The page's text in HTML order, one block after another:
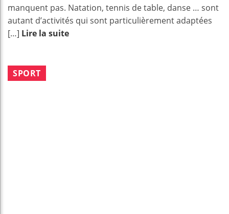
manquent pas. Natation, tennis de table, danse … sont
autant d’activités qui sont particulièrement adaptées
[…] Lire la suite
SPORT